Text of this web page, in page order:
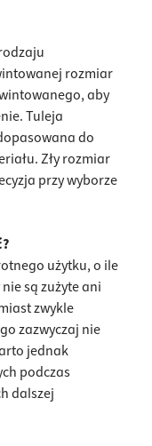
rozmiar
aby
Tuleja
do
Zły rozmiar
przy wyborze
użytku, o ile
są zużyte ani
zwykle
zazwyczaj nie
jednak
podczas
dalszej